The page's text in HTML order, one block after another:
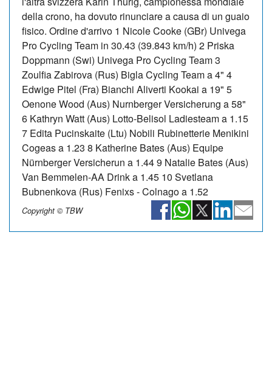
della crono, ha dovuto rinunciare a causa di un guaio
fisico. Ordine d'arrivo 1 Nicole Cooke (GBr) Univega
Pro Cycling Team in 30.43 (39.843 km/h) 2 Priska
Doppmann (Swi) Univega Pro Cycling Team 3
Zoulfia Zabirova (Rus) Bigla Cycling Team a 4" 4
Edwige Pitel (Fra) Bianchi Aliverti Kookai a 19" 5
Oenone Wood (Aus) Nurnberger Versicherung a 58"
6 Kathryn Watt (Aus) Lotto-Belisol Ladiesteam a 1.15
7 Edita Pucinskaite (Ltu) Nobili Rubinetterie Menikini
Cogeas a 1.23 8 Katherine Bates (Aus) Equipe
Nürnberger Versicherun a 1.44 9 Natalie Bates (Aus)
Van Bemmelen-AA Drink a 1.45 10 Svetlana
Bubnenkova (Rus) Fenixs - Colnago a 1.52
Copyright © TBW